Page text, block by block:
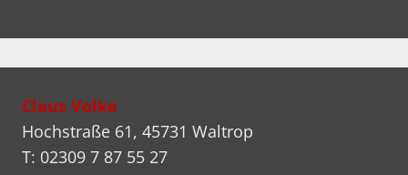
Claus Volke
Hochstraße 61, 45731 Waltrop
T: 02309 7 87 55 27